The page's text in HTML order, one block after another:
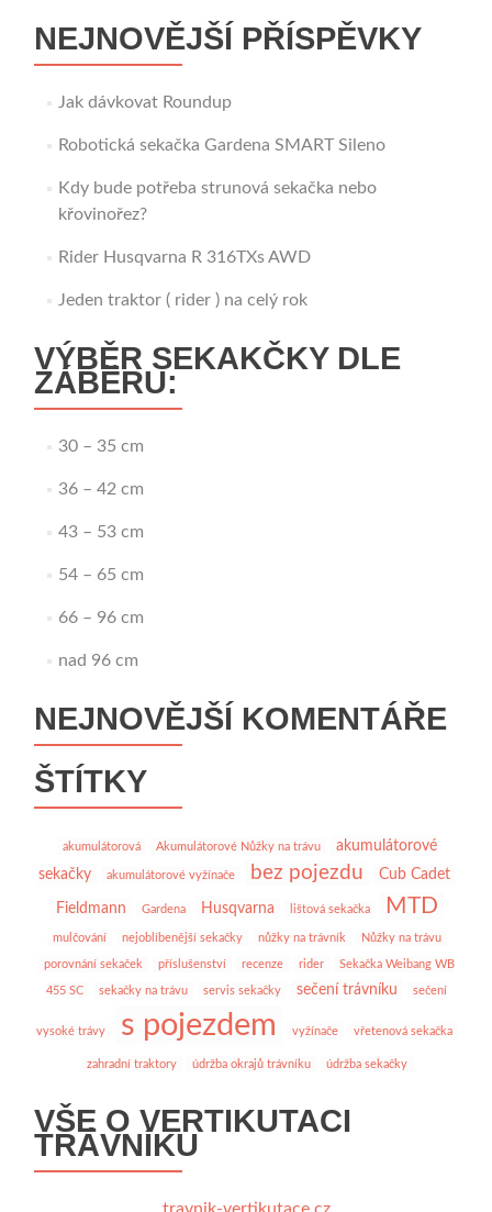
NEJNOVĚJŠÍ PŘÍSPĚVKY
Jak dávkovat Roundup
Robotická sekačka Gardena SMART Sileno
Kdy bude potřeba strunová sekačka nebo
křovinořez?
Rider Husqvarna R 316TXs AWD
Jeden traktor ( rider ) na celý rok
VÝBĚR SEKAKČKY DLE
ZÁBĚRU:
30 – 35 cm
36 – 42 cm
43 – 53 cm
54 – 65 cm
66 – 96 cm
nad 96 cm
NEJNOVĚJŠÍ KOMENTÁŘE
ŠTÍTKY
akumulátorová Akumulátorové Nůžky na trávu
akumulátorové
sekačky
akumulátorové vyžínače bez pojezdu Cub Cadet
Fieldmann Gardena Husqvarna lištová sekačka MTD
mulčování nejoblíbenější sekačky nůžky na trávník Nůžky na trávu
porovnání sekaček příslušenství recenze rider Sekačka Weibang WB
455 SC sekačky na trávu servis sekačky sečení trávníku sečení
vysoké trávy s pojezdem vyžínače vřetenová sekačka
zahradní traktory údržba okrajů trávníku údržba sekačky
VŠE O VERTIKUTACI
TRÁVNÍKU